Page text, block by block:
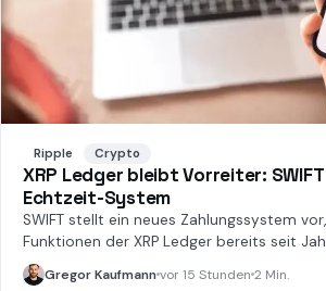
Ripple Crypto
XRP Ledger bleibt Vorreiter:
Echtzeit-System
SWIFT stellt ein neues Zahlungssystem
Funktionen der XRP Ledger bereits seit
Gregor Kaufmannvor 15 Stunden 2 Min.